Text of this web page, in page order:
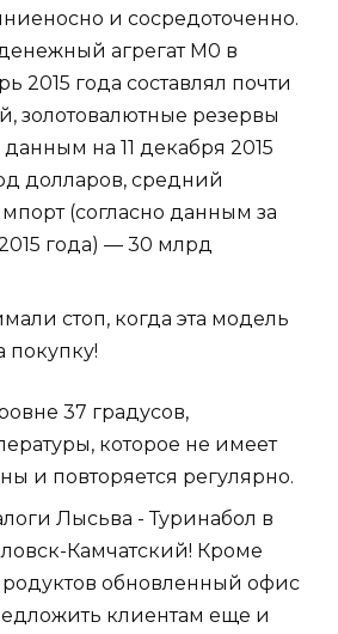
и сосредоточенно.
агрегат М0 в
2015 года составлял почти
золотовалютные резервы
на 11 декабря 2015
долларов, средний
(согласно данным за
года) — 30 млрд
стоп, когда эта модель
покупку!
37 градусов,
которое не имеет
и повторяется регулярно.
Лысьва - Туринабол в
Камчатский! Кроме
обновленный офис
клиентам еще и